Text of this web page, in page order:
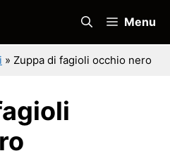
Menu
» Zuppa di fagioli occhio nero